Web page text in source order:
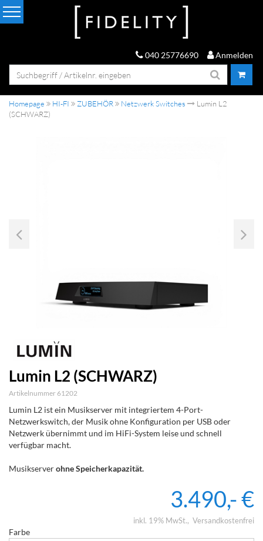
040 25776690 Anmelden
Homepage HI-FI ZUBEHÖR Netzwerk Switches
Lumin L2
(SCHWARZ)
Lumin L2 (SCHWARZ)
Artikelnummer 61202
Lumin L2 ist ein Musikserver mit integriertem 4-Port-
Netzwerkswitch, der Musik ohne Konfiguration per USB oder
Netzwerk übernimmt und im HiFi-System leise und schnell
verfügbar macht.
Musikserverohne Speicherkapazität.
3.490,- €
inkl. 19% MwSt. Versandkostenfrei
Farbe